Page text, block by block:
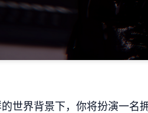
世界背景下，你将扮演一名